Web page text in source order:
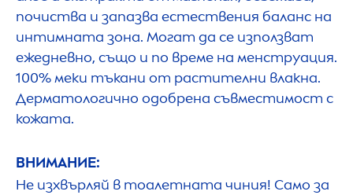
почиства и запазва естествения баланс на
интимната зона. Могат да се използват
ежедневно, също и по време на менструация.
100% меки тъкани от растителни влакна.
Дерматологично одобрена съвместимост с
кожата.
ВНИМАНИЕ:
Не изхвърляй в тоалетната чиния! Само за